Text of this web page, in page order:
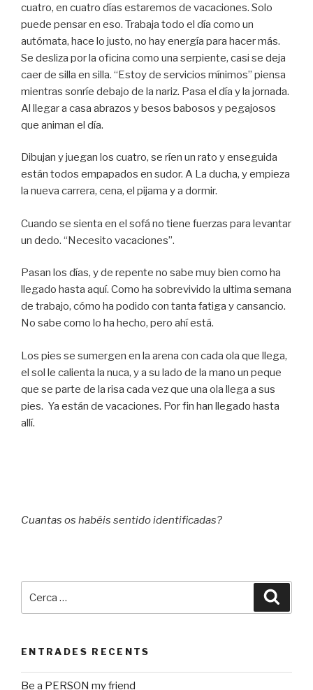
cuatro, en cuatro días estaremos de vacaciones. Solo
puede pensar en eso. Trabaja todo el día como un
autómata, hace lo justo, no hay energía para hacer más.
Se desliza por la oficina como una serpiente, casi se deja
caer de silla en silla. “Estoy de servicios mínimos” piensa
mientras sonríe debajo de la nariz. Pasa el día y la jornada.
Al llegar a casa abrazos y besos babosos y pegajosos
que animan el día.
Dibujan y juegan los cuatro, se ríen un rato y enseguida
están todos empapados en sudor. A La ducha, y empieza
la nueva carrera, cena, el pijama y a dormir.
Cuando se sienta en el sofá no tiene fuerzas para levantar
un dedo. “Necesito vacaciones”.
Pasan los días, y de repente no sabe muy bien como ha
llegado hasta aquí. Como ha sobrevivido la ultima semana
de trabajo, cómo ha podido con tanta fatiga y cansancio.
No sabe como lo ha hecho, pero ahí está.
Los pies se sumergen en la arena con cada ola que llega,
el sol le calienta la nuca, y a su lado de la mano un peque
que se parte de la risa cada vez que una ola llega a sus
pies. Ya están de vacaciones. Por fin han llegado hasta
allí.
Cuantas os habéis sentido identificadas?
ENTRADES RECENTS
Be a PERSON my friend